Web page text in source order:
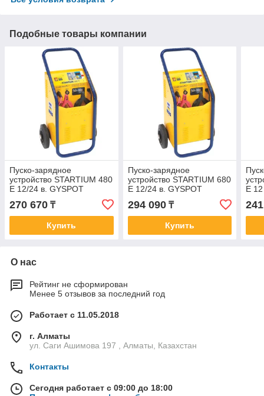
Подобные товары компании
Пуско-зарядное
устройство STARTIUM 480
E 12/24 в. GYSPOT
270 670 ₸
Купить
Пуско-зарядное
устройство STARTIUM 680
E 12/24 в. GYSPOT
294 090₸
Купить
E
О нас
Рейтинг не сформирован
Менее 5 отзывов за последний год
Работает с 11.05.2018
г. Алматы
ул. Саги Ашимова 197 , Алматы, Казахстан
Контакты
Сегодня работает с 09:00 до 18:00